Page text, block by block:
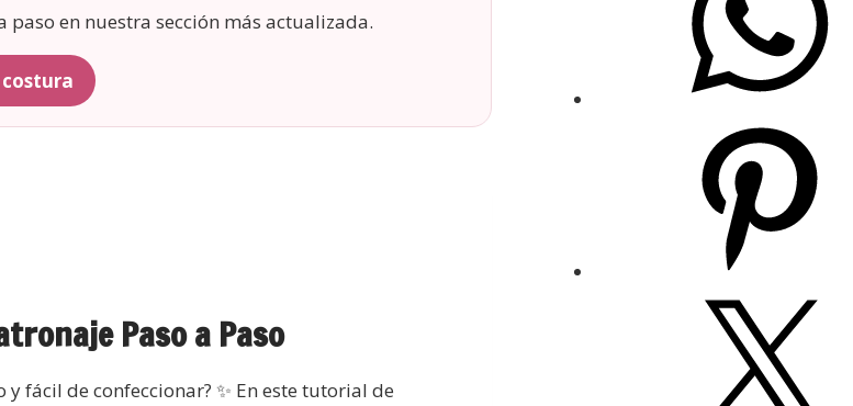
paso en nuestra sección más actualizada.
Paso a Paso
fácil de confeccionar? ✨ En este tutorial de